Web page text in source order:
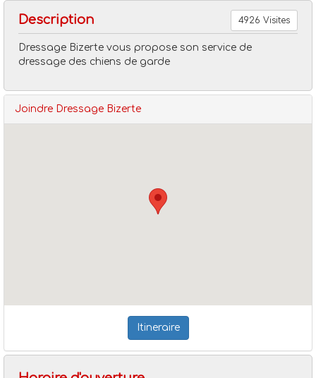
Description 4926 Visites
Dressage Bizerte vous propose son service de
dressage des chiens de garde
Joindre Dressage Bizerte
Itineraire